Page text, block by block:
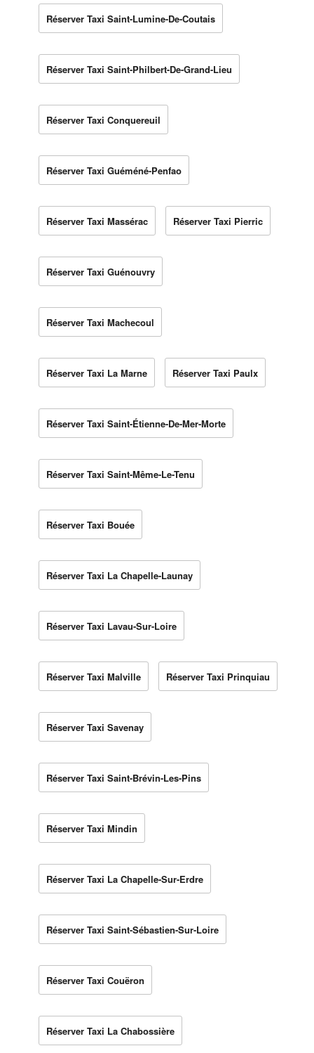
Réserver Taxi Saint-Lumine-De-Coutais
Réserver Taxi Saint-Philbert-De-Grand-Lieu
Réserver Taxi Conquereuil
Réserver Taxi Guéméné-Penfao
Réserver Taxi Massérac Réserver Taxi Pierric
Réserver Taxi Guénouvry
Réserver Taxi Machecoul
Réserver Taxi La Marne Réserver Taxi Paulx
Réserver Taxi Saint-Étienne-De-Mer-Morte
Réserver Taxi Saint-Même-Le-Tenu
Réserver Taxi Bouée
Réserver Taxi La Chapelle-Launay
Réserver Taxi Lavau-Sur-Loire
Réserver Taxi Malville Réserver Taxi Prinquiau
Réserver Taxi Savenay
Réserver Taxi Saint-Brévin-Les-Pins
Réserver Taxi Mindin
Réserver Taxi La Chapelle-Sur-Erdre
Réserver Taxi Saint-Sébastien-Sur-Loire
Réserver Taxi Couëron
Réserver Taxi La Chabossière